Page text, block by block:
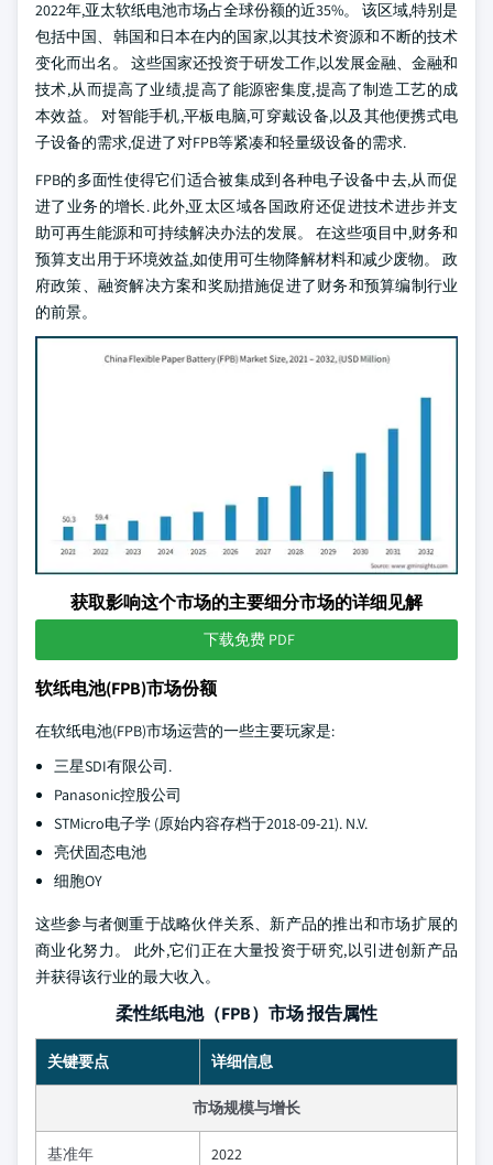
2022年,亚太软纸电池市场占全球份额的近35%。 该区域,特别是
包括中国、韩国和日本在内的国家,以其技术资源和不断的技术
变化而出名。 这些国家还投资于研发工作,以发展金融、金融和
技术,从而提高了业绩,提高了能源密集度,提高了制造工艺的成
本效益。 对智能手机,平板电脑,可穿戴设备,以及其他便携式电
子设备的需求,促进了对FPB等紧凑和轻量级设备的需求.
FPB的多面性使得它们适合被集成到各种电子设备中去,从而促
进了业务的增长. 此外,亚太区域各国政府还促进技术进步并支
助可再生能源和可持续解决办法的发展。 在这些项目中,财务和
预算支出用于环境效益,如使用可生物降解材料和减少废物。 政
府政策、融资解决方案和奖励措施促进了财务和预算编制行业
的前景。
获取影响这个市场的主要细分市场的详细见解
下载免费 PDF
软纸电池(FPB)市场份额
在软纸电池(FPB)市场运营的一些主要玩家是:
三星SDI有限公司.
Panasonic控股公司
STMicro电子学 (原始内容存档于2018-09-21). N.V.
亮伏固态电池
细胞OY
这些参与者侧重于战略伙伴关系、新产品的推出和市场扩展的
商业化努力。 此外,它们正在大量投资于研究,以引进创新产品
并获得该行业的最大收入。
柔性纸电池（FPB）市场 报告属性
关键要点 详细信息
市场规模与增长
基准年 2022